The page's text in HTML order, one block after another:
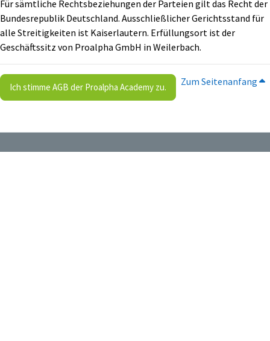
Für sämtliche Rechtsbeziehungen der Parteien gilt das Recht der
Bundesrepublik Deutschland. Ausschließlicher Gerichtsstand für
alle Streitigkeiten ist Kaiserlautern. Erfüllungsort ist der
Geschäftssitz von Proalpha GmbH in Weilerbach.
Ich stimme AGB der Proalpha Academy zu. Zum Seitenanfang